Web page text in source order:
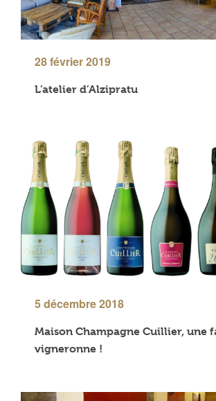
28 février 2019
L’atelier d’Alzipratu
5 décembre 2018
Maison Champagne Cuillier, une
vigneronne !